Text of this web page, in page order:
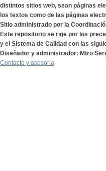
distintos sitios web, sean páginas
los textos como de las páginas
Sitio administrado por la
Este repositorio se rige por los
y el Sistema de Calidad con las
Diseñador y administrador: Mtro
Contacto y asesoría